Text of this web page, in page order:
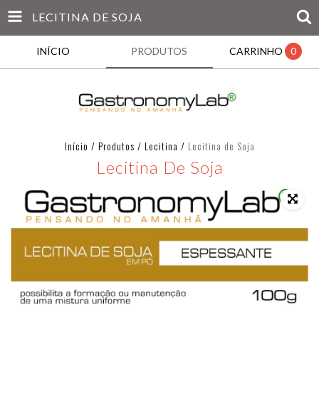
LECITINA DE SOJA
INÍCIO PRODUTOS CARRINHO 0
Início / Produtos / Lecitina / Lecitina de Soja
Lecitina De Soja